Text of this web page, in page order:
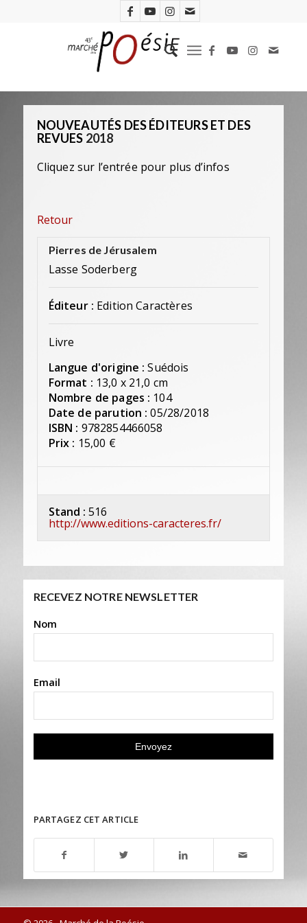
NOUVEAUTÉS DES ÉDITEURS ET DES
REVUES 2018
Cliquez sur l’entrée pour plus d’infos
Retour
Pierres de Jérusalem
Lasse Soderberg
Éditeur : Edition Caractères
Livre
Langue d'origine : Suédois
Format : 13,0 x 21,0 cm
Nombre de pages : 104
Date de parution : 05/28/2018
ISBN : 9782854466058
Prix : 15,00 €
Stand : 516
http://www.editions-caracteres.fr/
RECEVEZ NOTRE NEWSLETTER
Nom
Email
PARTAGEZ CET ARTICLE